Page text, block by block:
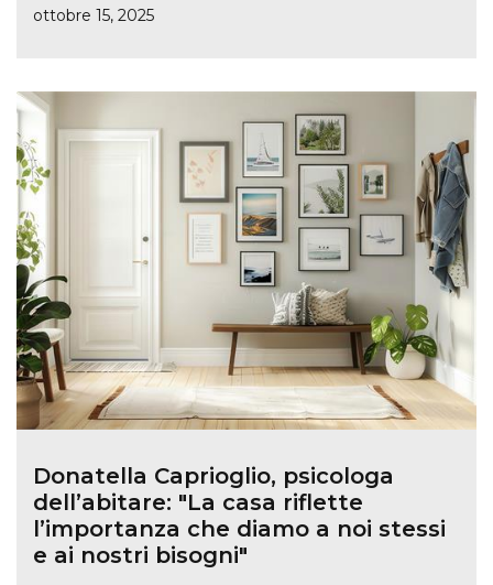
ottobre 15, 2025
Donatella Caprioglio, psicologa
dell’abitare: "La casa riflette
l’importanza che diamo a noi stessi
e ai nostri bisogni"